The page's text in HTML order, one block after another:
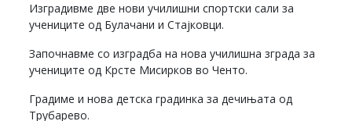
Изградивме две нови училишни спортски сали за
учениците од Булачани и Стајковци.
Започнавме со изградба на нова училишна зграда за
учениците од Крсте Мисирков во Ченто.
Градиме и нова детска градинка за дечињата од
Трубарево.